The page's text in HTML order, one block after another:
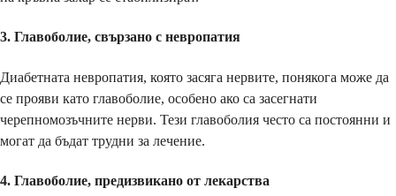
3. Главоболие, свързано с невропатия
Диабетната невропатия, която засяга нервите, понякога може да
се прояви като главоболие, особено ако са засегнати
черепномозъчните нерви. Тези главоболия често са постоянни и
могат да бъдат трудни за лечение.
4. Главоболие, предизвикано от лекарства